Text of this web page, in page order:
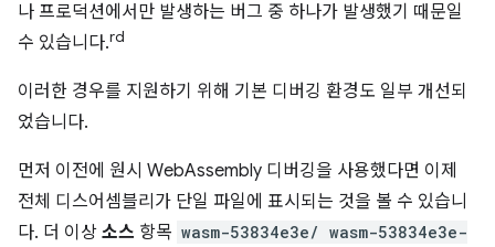
나 프로덕션에서만 발생하는 버그 중 하나가 발생했기 때문일
수 있습니다.rd
이러한 경우를 지원하기 위해 기본 디버깅 환경도 일부 개선되
었습니다.
먼저 이전에 원시 WebAssembly 디버깅을 사용했다면 이제
전체 디스어셈블리가 단일 파일에 표시되는 것을 볼 수 있습니
다. 더 이상 소스 항목 wasm-53834e3e/ wasm-53834e3e-